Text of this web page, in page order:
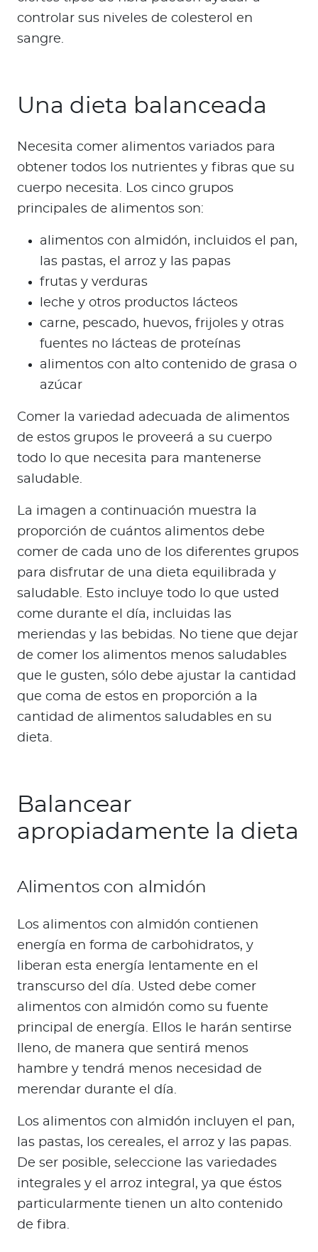
controlar sus niveles de colesterol en
sangre.
Una dieta balanceada
Necesita comer alimentos variados para
obtener todos los nutrientes y fibras que su
cuerpo necesita. Los cinco grupos
principales de alimentos son:
alimentos con almidón, incluidos el pan,
las pastas, el arroz y las papas
frutas y verduras
leche y otros productos lácteos
carne, pescado, huevos, frijoles y otras
fuentes no lácteas de proteínas
alimentos con alto contenido de grasa o
azúcar
Comer la variedad adecuada de alimentos
de estos grupos le proveerá a su cuerpo
todo lo que necesita para mantenerse
saludable.
La imagen a continuación muestra la
proporción de cuántos alimentos debe
comer de cada uno de los diferentes grupos
para disfrutar de una dieta equilibrada y
saludable. Esto incluye todo lo que usted
come durante el día, incluidas las
meriendas y las bebidas. No tiene que dejar
de comer los alimentos menos saludables
que le gusten, sólo debe ajustar la cantidad
que coma de estos en proporción a la
cantidad de alimentos saludables en su
dieta.
Balancear
apropiadamente la dieta
Alimentos con almidón
Los alimentos con almidón contienen
energía en forma de carbohidratos, y
liberan esta energía lentamente en el
transcurso del día. Usted debe comer
alimentos con almidón como su fuente
principal de energía. Ellos le harán sentirse
lleno, de manera que sentirá menos
hambre y tendrá menos necesidad de
merendar durante el día.
Los alimentos con almidón incluyen el pan,
las pastas, los cereales, el arroz y las papas.
De ser posible, seleccione las variedades
integrales y el arroz integral, ya que éstos
particularmente tienen un alto contenido
de fibra.